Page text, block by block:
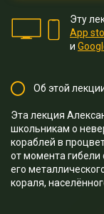
Эту
App
и
Об этой
Эта лекция
школьникам о
кораблей в
от момента гибели
его
кораля,